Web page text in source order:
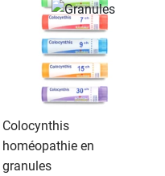
Colocynthis
homéopathie en
granules